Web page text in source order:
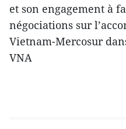
et son engagement à
négociations sur
Vietnam-Mercosur
VNA